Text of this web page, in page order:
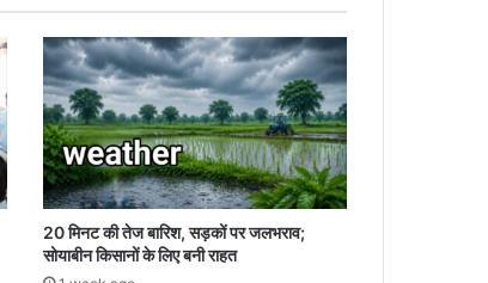
20 मिनट की तेज बारिश, सड़कों पर जलभराव;
सोयाबीन किसानों के लिए बनी राहत